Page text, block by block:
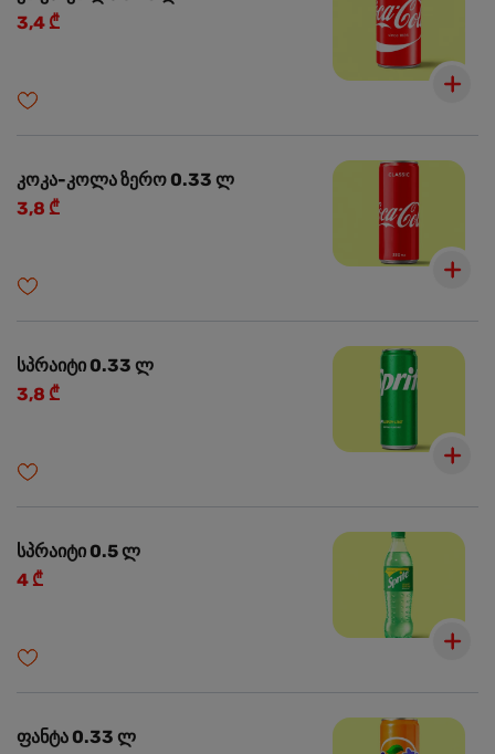
3,4 ₾
კოკა-კოლა ზერო 0.33 ლ
3,8 ₾
სპრაიტი 0.33 ლ
3,8 ₾
სპრაიტი 0.5 ლ
4 ₾
ფანტა 0.33 ლ